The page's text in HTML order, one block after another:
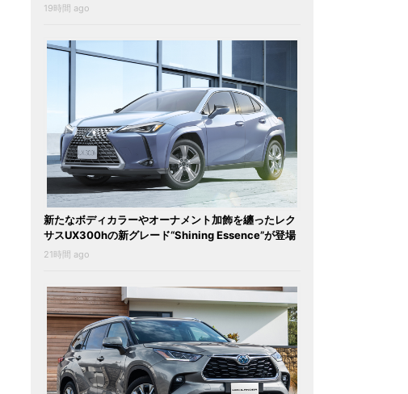
19時間 ago
新たなボディカラーやオーナメント加飾を纏ったレク
サスUX300hの新グレード“Shining Essence”が登場
21時間 ago